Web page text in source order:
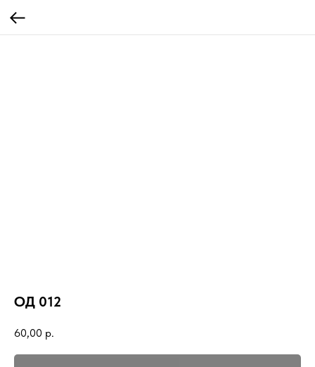
ОД 012
60,00 р.